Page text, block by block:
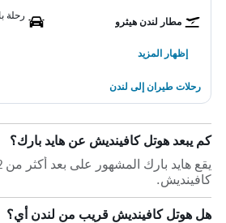
مطار لندن هيثرو
رحلة
إظهار المزيد
رحلات طيران إلى لندن
كم يبعد هوتل كافينديش عن هايد بارك؟
كافينديش.
هل هوتل كافينديش قريب من لندن أي؟